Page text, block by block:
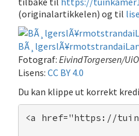
(originalartikkelen) og til
Fotograf: EivindTorgersen/UiO
Lisens: CC BY 4.0
Du kan klippe ut korrekt
<a href="https://